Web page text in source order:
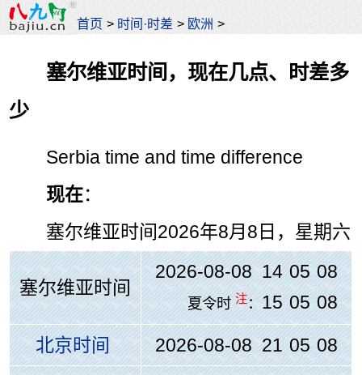
首页 > 时间·时差 > 欧洲 >
塞尔维亚时间，现在几点、时差多
少
Serbia time and time difference
现在：
塞尔维亚时间2026年8月8日，星期六
塞尔维亚时间
2026-08-08 14 :05 :08
夏令时 注： 15 05 :08
北京时间 2026-08-08 21 :05 :08